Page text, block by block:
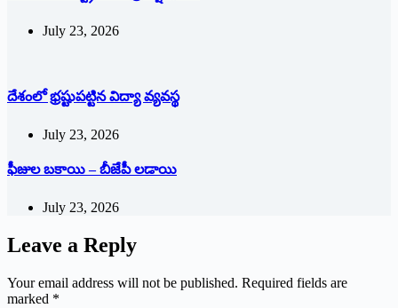
July 23, 2026
దేశంలో భ్ర‌ష్టుపట్టిన విద్యా వ్యవస్థ
July 23, 2026
ఫీజుల బకాయి – బీజేపీ లడాయి
July 23, 2026
Leave a Reply
Your email address will not be published. Required fields are
marked *